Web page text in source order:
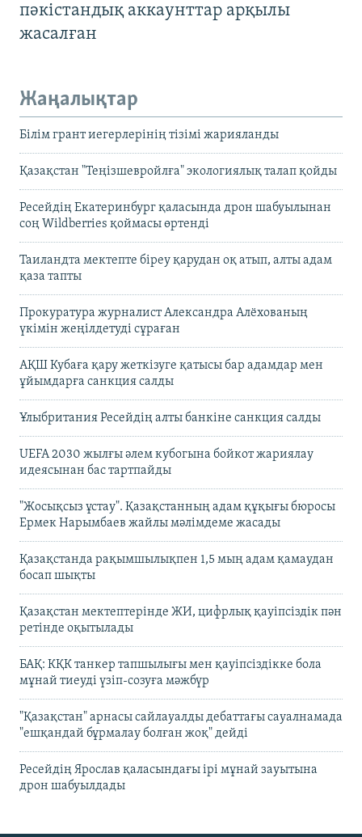
пәкістандық аккаунттар арқылы
жасалған
Жаңалықтар
Білім грант иегерлерінің тізімі жарияланды
Қазақстан "Теңізшевройлға" экологиялық талап қойды
Ресейдің Екатеринбург қаласында дрон шабуылынан
соң Wildberries қоймасы өртенді
Таиландта мектепте біреу қарудан оқ атып, алты адам
қаза тапты
Прокуратура журналист Александра Алёхованың
үкімін жеңілдетуді сұраған
АҚШ Кубаға қару жеткізуге қатысы бар адамдар мен
ұйымдарға санкция салды
Ұлыбритания Ресейдің алты банкіне санкция салды
UEFA 2030 жылғы әлем кубогына бойкот жариялау
идеясынан бас тартпайды
"Жосықсыз ұстау". Қазақстанның адам құқығы бюросы
Ермек Нарымбаев жайлы мәлімдеме жасады
Қазақстанда рақымшылықпен 1,5 мың адам қамаудан
босап шықты
Қазақстан мектептерінде ЖИ, цифрлық қауіпсіздік пән
ретінде оқытылады
БАҚ: КҚК танкер тапшылығы мен қауіпсіздікке бола
мұнай тиеуді үзіп-созуға мәжбүр
"Қазақстан" арнасы сайлауалды дебаттағы сауалнамада
"ешқандай бұрмалау болған жоқ" дейді
Ресейдің Ярослав қаласындағы ірі мұнай зауытына
дрон шабуылдады